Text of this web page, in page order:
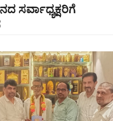
ಸರ್ವಾಧ್ಯಕ್ಷರಿಗೆ